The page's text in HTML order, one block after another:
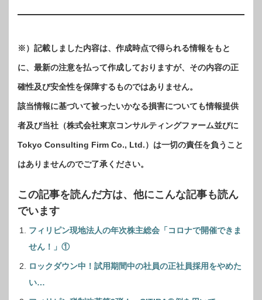
※）記載しました内容は、作成時点で得られる情報をもと
に、最新の注意を払って作成しておりますが、その内容の正
確性及び安全性を保障するものではありません。
該当情報に基づいて被ったいかなる損害についても情報提供
者及び当社（株式会社東京コンサルティングファーム並びに
Tokyo Consulting Firm Co., Ltd.）は一切の責任を負うこと
はありませんのでご了承ください。
この記事を読んだ方は、他にこんな記事も読ん
でいます
フィリピン現地法人の年次株主総会「コロナで開催できま
せん！」①
ロックダウン中！試用期間中の社員の正社員採用をやめた
い…